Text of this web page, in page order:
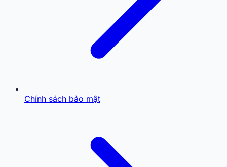
Chính sách bảo mật